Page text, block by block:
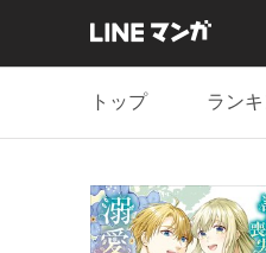
トップ ラン